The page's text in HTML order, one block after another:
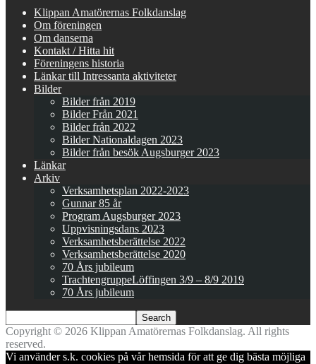
Klippan Amatörernas Folkdanslag
Om föreningen
Om danserna
Kontakt / Hitta hit
Föreningens historia
Länkar till Intressanta aktiviteter
Bilder
Bilder från 2019
Bilder Från 2021
Bilder från 2022
Bilder Nationaldagen 2023
Bilder från besök Augsburger 2023
Länkar
Arkiv
Verksamhetsplan 2022-2023
Gunnar 85 år
Program Augsburger 2023
Uppvisningsdans 2023
Verksamhetsberättelse 2022
Verksamhetsberättelse 2020
70 Års jubileum
TrachtengruppeLöffingen 3/9 – 8/9 2019
70 Års jubileum
Copyright © 2026 Klippan Amatörernas Folkdanslag. All rights
reserved.
Vi använder s.k. cookies på vår hemsida för att ge dig bästa möjliga